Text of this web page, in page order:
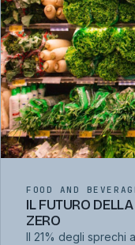
FOOD AND
IL FUTURO
ZERO
Il 21% degli sprechi